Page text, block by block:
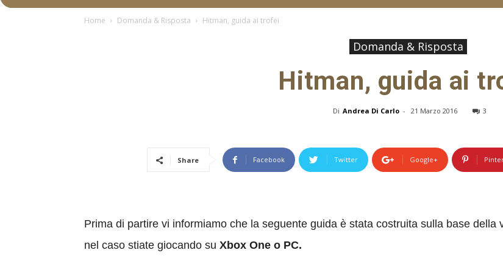
Home Domanda & Risposta Hitman, guida ai trofei
Domanda & Risposta
Hitman, guida ai
Di Andrea Di Carlo - 21 Marzo 2016 3
Share Facebook Twitter Google+
Prima di partire vi informiamo che la seguente guida è stata costruita sulla base
nel caso stiate giocando su Xbox One o PC.